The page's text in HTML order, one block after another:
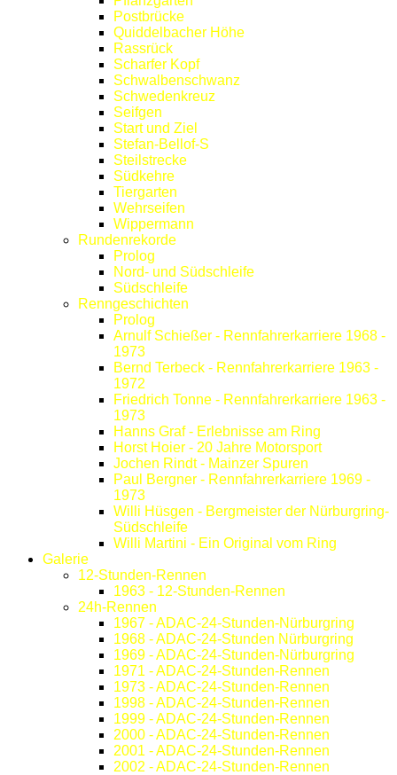
Postbrücke
Quiddelbacher Höhe
Rassrück
Scharfer Kopf
Schwalbenschwanz
Schwedenkreuz
Seifgen
Start und Ziel
Stefan-Bellof-S
Steilstrecke
Südkehre
Tiergarten
Wehrseifen
Wippermann
Rundenrekorde
Prolog
Nord- und Südschleife
Südschleife
Renngeschichten
Prolog
Arnulf Schießer - Rennfahrerkarriere 1968 -
1973
Bernd Terbeck - Rennfahrerkarriere 1963 -
1972
Friedrich Tonne - Rennfahrerkarriere 1963 -
1973
Hanns Graf - Erlebnisse am Ring
Horst Hoier - 20 Jahre Motorsport
Jochen Rindt - Mainzer Spuren
Paul Bergner - Rennfahrerkarriere 1969 -
1973
Willi Hüsgen - Bergmeister der Nürburgring-
Südschleife
Willi Martini - Ein Original vom Ring
Galerie
12-Stunden-Rennen
1963 - 12-Stunden-Rennen
24h-Rennen
1967 - ADAC-24-Stunden-Nürburgring
1968 - ADAC-24-Stunden Nürburgring
1969 - ADAC-24-Stunden-Nürburgring
1971 - ADAC-24-Stunden-Rennen
1973 - ADAC-24-Stunden-Rennen
1998 - ADAC-24-Stunden-Rennen
1999 - ADAC-24-Stunden-Rennen
2000 - ADAC-24-Stunden-Rennen
2001 - ADAC-24-Stunden-Rennen
2002 - ADAC-24-Stunden-Rennen